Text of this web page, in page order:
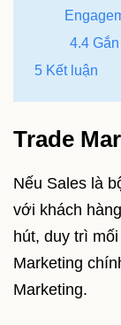
4.4
5 Kết luận
Trade
Nếu Sales là
với khách
hút, duy trì
Marketing
Marketing.